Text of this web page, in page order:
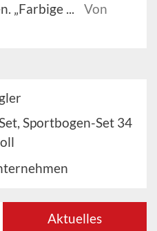
„Farbige ...
Von
Sportbogen-Set 34
Aktuelles